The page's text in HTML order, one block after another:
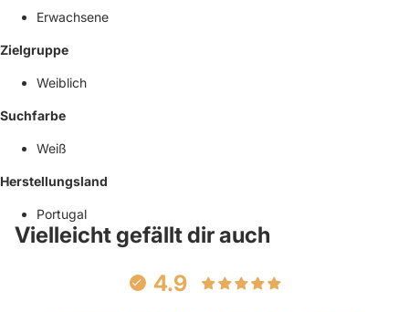
Erwachsene
Zielgruppe
Weiblich
Suchfarbe
Weiß
Herstellungsland
Portugal
Vielleicht gefällt dir auch
4.9